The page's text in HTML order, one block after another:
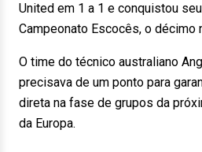
United em 1 a 1 e conquistou
Campeonato Escocês, o décimo
O time do técnico australiano
precisava de um ponto para
direta na fase de grupos da
da Europa.